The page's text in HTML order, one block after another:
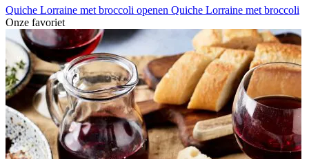
Quiche Lorraine met broccoli openen Quiche Lorraine met broccoli
Onze favoriet